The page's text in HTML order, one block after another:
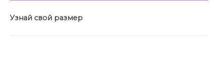
Узнай свой размер